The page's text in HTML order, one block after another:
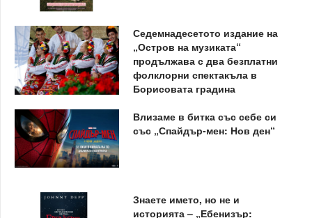
Седемнадесетото издание на
„Остров на музиката“
продължава с два безплатни
фолклорни спектакъла в
Борисовата градина
Влизаме в битка със себе си
със „Спайдър-мен: Нов ден“
Знаете името, но не и
историята – „Ебенизър: